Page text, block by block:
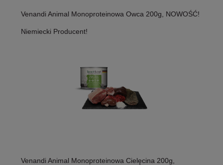
Venandi Animal Monoproteinowa Owca 200g, NOWOŚĆ!
Niemiecki Producent!
Venandi Animal Monoproteinowa Cielęcina 200g,